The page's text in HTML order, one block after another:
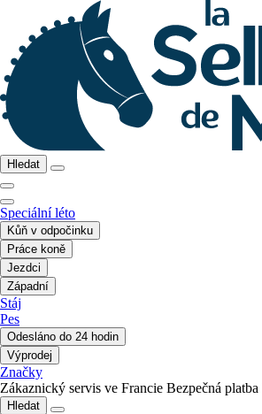
Hledat
Speciální léto
Kůň v odpočinku
Práce koně
Jezdci
Západní
Stáj
Pes
Odesláno do 24 hodin
Výprodej
Značky
Zákaznický servis ve Francie Bezpečná platba
Hledat